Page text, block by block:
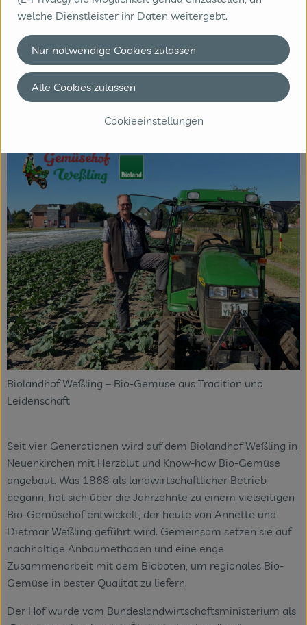
Herkunft
Hersteller: Bioland Gärtnerei Weßling
Mehr Info
Biolandhof Weßling – Bio-Gemüse aus Tradition und
Leidenschaft
Seit vier Generationen wird auf dem Biolandhof Weßling in
Neuenkirchen mit Herzblut und Know-how Bio-Gemüse
angebaut. Was 1868 als landwirtschaftlicher Betrieb
begann, hat sich über die Jahrzehnte zu einem vielseitigen
Bio-Gemüsehof entwickelt, der heute von Annette und
Dietmar Weßling geführt wird. Gemeinsam setzen sie auf
nachhaltige Anbaumethoden und eine enge
Zusammenarbeit mit dem Bioboten, um regionales Bio-
Gemüse in bester Qualität zu liefern.
Der Hof wurde vom Bundeslandwirtschaftsministerium als
welche Dienstleister ihr Daten weitergebt.
Cookieeinstellungen
Nur notwendige Cookies zulassen
Alle Cookies zulassen